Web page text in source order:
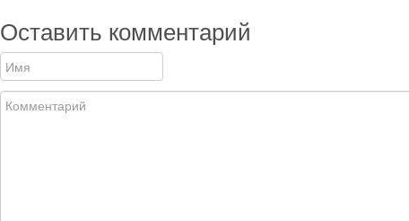
Оставить комментарий